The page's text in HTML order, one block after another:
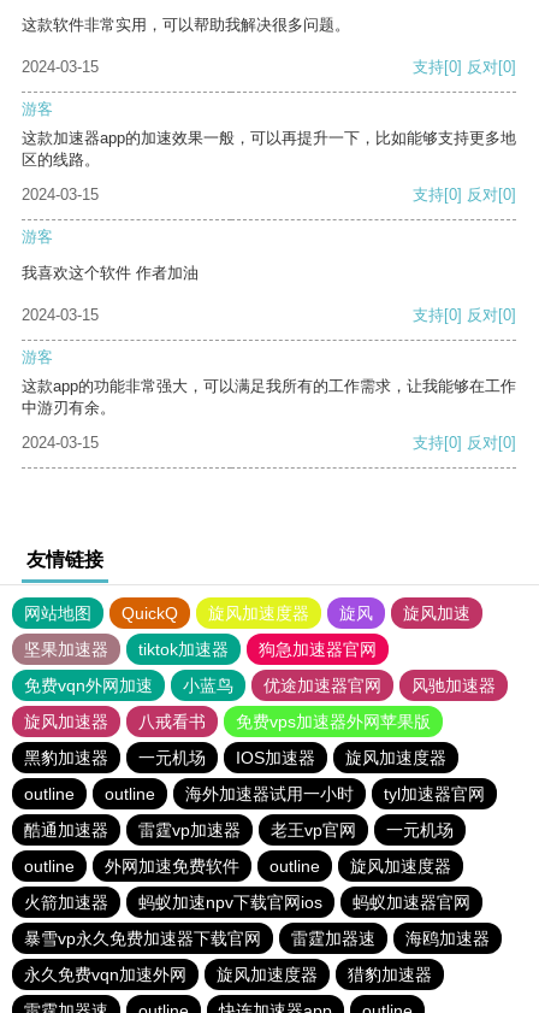
这款软件非常实用，可以帮助我解决很多问题。
2024-03-15 支持[0] 反对[0]
游客
这款加速器app的加速效果一般，可以再提升一下，比如能够支持更多地
区的线路。
2024-03-15
支持[0] 反对[0]
游客
我喜欢这个软件 作者加油
2024-03-15 支持[0] 反对[0]
游客
这款app的功能非常强大，可以满足我所有的工作需求，让我能够在工作
中游刃有余。
2024-03-15
支持[0] 反对[0]
友情链接
网站地图 QuickQ 旋风加速度器 旋风
旋风加速
坚果加速器
tiktok加速器
狗急加速器官网
免费vqn外网加速
小蓝鸟 优途加速器官网
风驰加速器
旋风加速器
八戒看书
免费vps加速器外网苹果版
黑豹加速器
一元机场 IOS加速器
旋风加速度器
outline
outline 海外加速器试用一小时
tyl加速器官网
酷通加速器
雷霆vp加速器 老王vp官网
一元机场
outline
外网加速免费软件 outline
旋风加速度器
火箭加速器
蚂蚁加速npv下载官网ios
蚂蚁加速器官网
暴雪vp永久免费加速器下载官网
雷霆加器速
海鸥加速器
永久免费vqn加速外网
旋风加速度器
猎豹加速器